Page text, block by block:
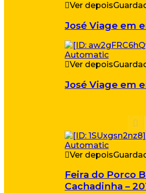
Ver depois
José Viage em
Ver depois
José Viage em
Ver depois
Feira do Porco
Cachadinha –